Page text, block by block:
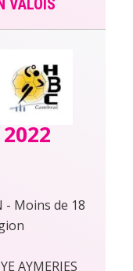
VALOIS
- Moins de 18
AYMERIES